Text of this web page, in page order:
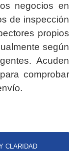
negocios en
de inspección
propios
según
Acuden
comprobar
CLARIDAD